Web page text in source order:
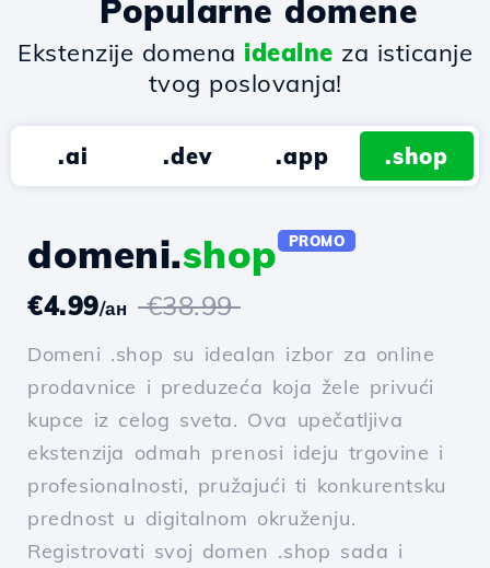
Popularne domene
Ekstenzije domena idealne za isticanje
tvog poslovanja!
.ai .dev .app .shop
domeni.shop PROMO
€4.99/ан €38.99
Domeni .shop su idealan izbor za online
prodavnice i preduzeća koja žele privući
kupce iz celog sveta. Ova upečatljiva
ekstenzija odmah prenosi ideju trgovine i
profesionalnosti, pružajući ti konkurentsku
prednost u digitalnom okruženju.
Registrovati svoj domen .shop sada i